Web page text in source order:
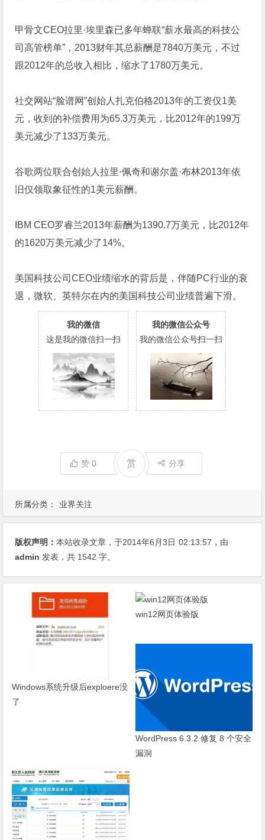
所属分类： 业界关注
甲骨文CEO拉里·埃里森已多年蝉联“薪水最高的科技公
司高管榜单”，2013财年其总薪酬是7840万美元，不过
跟2012年的总收入相比，缩水了1780万美元。
社交网站“脸谱网”创始人扎克伯格2013年的工资仅1美
元，收到的补偿费用为65.3万美元，比2012年的199万
美元减少了133万美元。
谷歌两位联合创始人拉里·佩奇和谢尔盖·布林2013年依
旧仅领取象征性的1美元薪酬。
IBM CEO罗睿兰2013年薪酬为1390.7万美元，比2012年
的1620万美元减少了14%。
美国科技公司CEO业绩缩水的背后是，伴随PC行业的衰
退，微软、英特尔在内的美国科技公司业绩普遍下滑。
我的微信
这是我的微信扫一扫
我的微信公众号
我的微信公众号扫一扫
赞0 赏 分享
版权声明：本站收录文章，于2014年6月3日 02:13:57 ，由
admin 发表，共 1542 字。
Windows系统升级后exploere没
了
win12网页体验版
WordPress 6.3.2 修复 8 个安全
漏洞